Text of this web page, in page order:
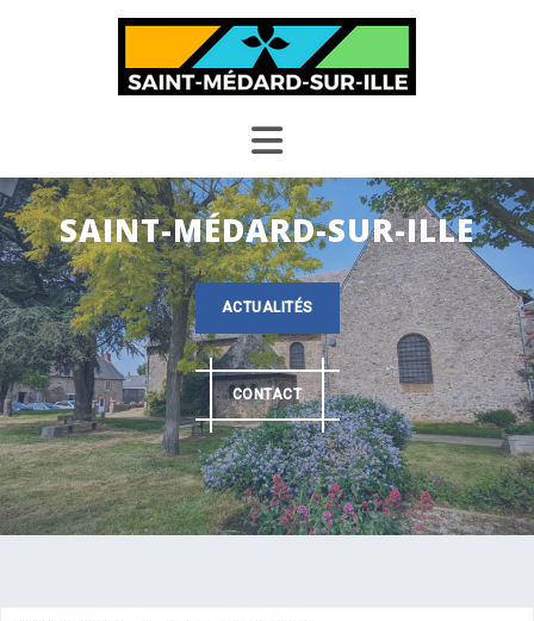
SAINT-MÉDARD-SUR-ILLE
ACTUALITÉS
CONTACT